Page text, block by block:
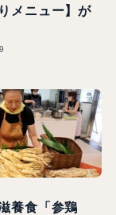
メニュー】が
養食「参鶏